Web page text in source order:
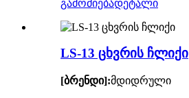
გამოძიებადეტალი
LS-13 ცხვრის ჩლიქი
[ბრენდი]:მდიდრული